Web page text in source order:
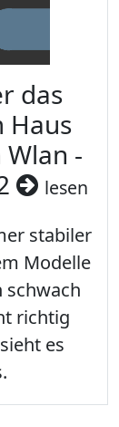
das
Haus
-
lesen
stabiler
Modelle
schwach
richtig
es